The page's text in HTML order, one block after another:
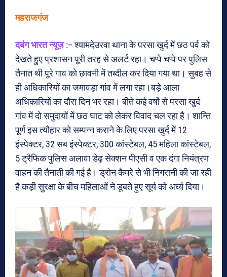
महराजगंज
दबंग भारत न्यूज़ :– श्यामदेउरवा थाना के परसा खुर्द में छठ पर्व को
देखते हुए प्रशासन पूरी तरह से अलर्ट रहा। चप्पे चप्पे पर पुलिस
तैनात थी पूरे गाव को छावनी में तब्दील कर दिया गया था। सुबह से
ही अधिकारियों का जमावड़ा गांव में लगा रहा।बड़े आला
अधिकारियों का दौरा दिन भर रहा। बीते कई वर्षो से परसा खुर्द
गांव में दो समुदायों में छठ घाट को लेकर विवाद चल रहा है। शान्ति
पूर्ण इस त्यौहार को सम्पन्न कराने के लिए परसा खुर्द में 12
इंस्पेक्टर, 32 सब इंस्पेक्टर, 300 कांस्टेबल, 45 महिला कांस्टेबल,
5 ट्रैफिक पुलिस अलावा डेढ़ सेक्शन पीएसी व एक दंगा नियंत्रण
वाहन की तैनाती की गई है। ड्रोन कैमरे से भी निगरानी की जा रही
है कड़ी सुरक्षा के बीच महिलाओं ने डूबते हुए सूर्य को अर्घ्य दिया।